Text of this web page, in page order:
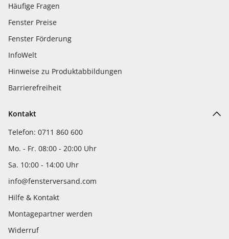
Häufige Fragen
Fenster Preise
Fenster Förderung
InfoWelt
Hinweise zu Produktabbildungen
Barrierefreiheit
Kontakt
Telefon: 0711 860 600
Mo. - Fr. 08:00 - 20:00 Uhr
Sa. 10:00 - 14:00 Uhr
info@fensterversand.com
Hilfe & Kontakt
Montagepartner werden
Widerruf